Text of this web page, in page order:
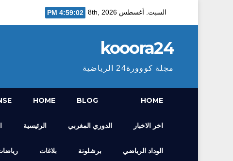
السبت. أغسطس 8th, 2026 4:59:04 PM
kooora24
مجلة كووورة24 الرياضية
HOME
BLOG
HOME
اخر الاخبار الدوري المغربي الرئيسية
الوداد الرياضي برشلونة بلاغات